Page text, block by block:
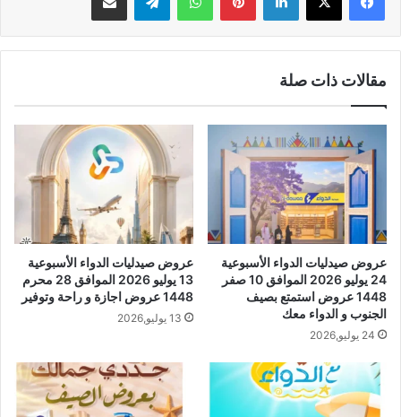
مقالات ذات صلة
عروض صيدليات الدواء الأسبوعية
24 يوليو 2026 الموافق 10 صفر
1448 عروض استمتع بصيف
الجنوب و الدواء معك
24 يوليو,2026
عروض صيدليات الدواء الأسبوعية
13 يوليو 2026 الموافق 28 محرم
1448 عروض اجازة و راحة وتوفير
13 يوليو,2026